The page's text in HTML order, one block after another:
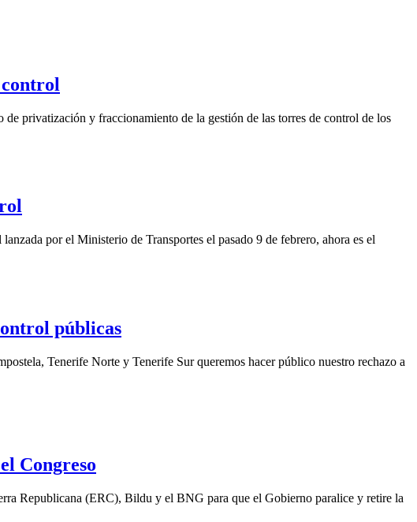
privatización y fraccionamiento de la gestión de las torres de control de los
por el Ministerio de Transportes el pasado 9 de febrero, ahora es el
públicas
Tenerife Norte y Tenerife Sur queremos hacer público nuestro rechazo a
Congreso
Republicana (ERC), Bildu y el BNG para que el Gobierno paralice y retire la